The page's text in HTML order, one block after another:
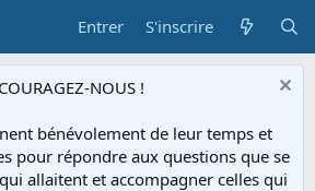
Entrer S'inscrire
NOUS !
bénévolement de leur temps et
pour répondre aux questions que se
allaitent et accompagner celles qui